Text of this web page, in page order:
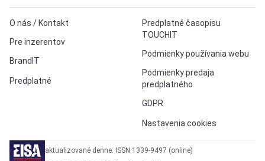
O nás / Kontakt
Pre inzerentov
BrandIT
Predplatné
Predplatné časopisu
TOUCHIT
Podmienky používania webu
Podmienky predaja
predplatného
GDPR
Nastavenia cookies
aktualizované denne: ISSN 1339-9497 (online)